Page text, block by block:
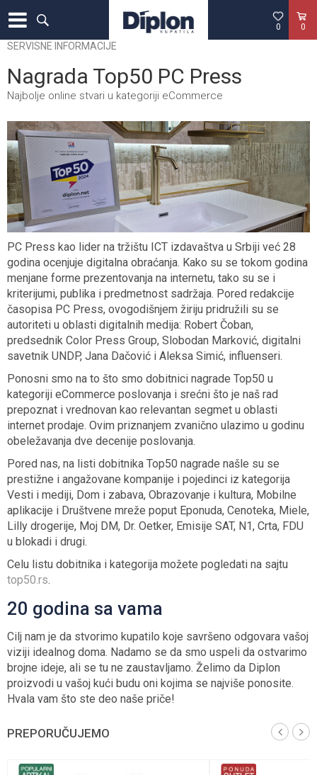
0
0
SERVISNE INFORMACIJE
Nagrada Top50 PC Press
Najbolje online stvari u kategoriji eCommerce
PC Press kao lider na tržištu ICT izdavaštva u Srbiji već 28
godina ocenjuje digitalna obraćanja. Kako su se tokom godina
menjane forme prezentovanja na internetu, tako su se i
kriterijumi, publika i predmetnost sadržaja. Pored redakcije
časopisa PC Press, ovogodišnjem žiriju pridružili su se
autoriteti u oblasti digitalnih medija: Robert Čoban,
predsednik Color Press Group, Slobodan Marković, digitalni
savetnik UNDP, Jana Dačović i Aleksa Simić, influenseri.
Ponosni smo na to što smo dobitnici nagrade Top50 u
kategoriji eCommerce poslovanja i srećni što je naš rad
prepoznat i vrednovan kao relevantan segmet u oblasti
internet prodaje. Ovim priznanjem zvanično ulazimo u godinu
obeležavanja dve decenije poslovanja.
Pored nas, na listi dobitnika Top50 nagrade našle su se
prestižne i angažovane kompanije i pojedinci iz kategorija
Vesti i mediji, Dom i zabava, Obrazovanje i kultura, Mobilne
aplikacije i Društvene mreže poput Eponuda, Cenoteka, Miele,
Lilly drogerije, Moj DM, Dr. Oetker, Emisije SAT, N1, Crta, FDU
u blokadi i drugi.
Celu listu dobitnika i kategorija možete pogledati na sajtu
top50.rs.
20 godina sa vama
Cilj nam je da stvorimo kupatilo koje savršeno odgovara vašoj
viziji idealnog doma. Nadamo se da smo uspeli da ostvarimo
brojne ideje, ali se tu ne zaustavljamo. Želimo da Diplon
proizvodi u vašoj kući budu oni kojima se najviše ponosite.
Hvala vam što ste deo naše priče!
PREPORUČUJEMO